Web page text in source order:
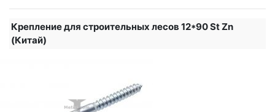
Крепление для строительных лесов 12*90 St Zn
(Китай)